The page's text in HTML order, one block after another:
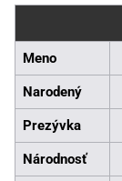
Meno
Narodený
Prezývka
Národnosť